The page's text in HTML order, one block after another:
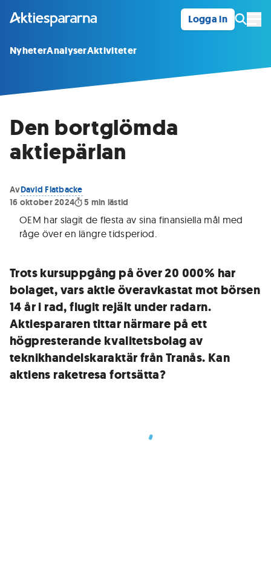
Logga in
NyheterAnalyserAktiviteter
Den bortglömda
aktiepärlan
AvDavid Flatbacke
16 oktober 2024
5 min lästid
OEM har slagit de flesta av sina finansiella mål med
råge över en längre tidsperiod.
Trots kursuppgång på över 20 000% har
bolaget, vars aktie överavkastat mot börsen
14 år i rad, flugit rejält under radarn.
Aktiespararen tittar närmare på ett
högpresterande kvalitetsbolag av
teknikhandelskaraktär från Tranås. Kan
aktiens raketresa fortsätta?